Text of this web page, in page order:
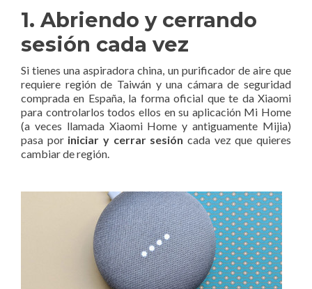
1. Abriendo y cerrando
sesión cada vez
Si tienes una aspiradora china, un purificador de aire que
requiere región de Taiwán y una cámara de seguridad
comprada en España, la forma oficial que te da Xiaomi
para controlarlos todos ellos en su aplicación Mi Home
(a veces llamada Xiaomi Home y antiguamente Mijia)
pasa por iniciar y cerrar sesión cada vez que quieres
cambiar de región.